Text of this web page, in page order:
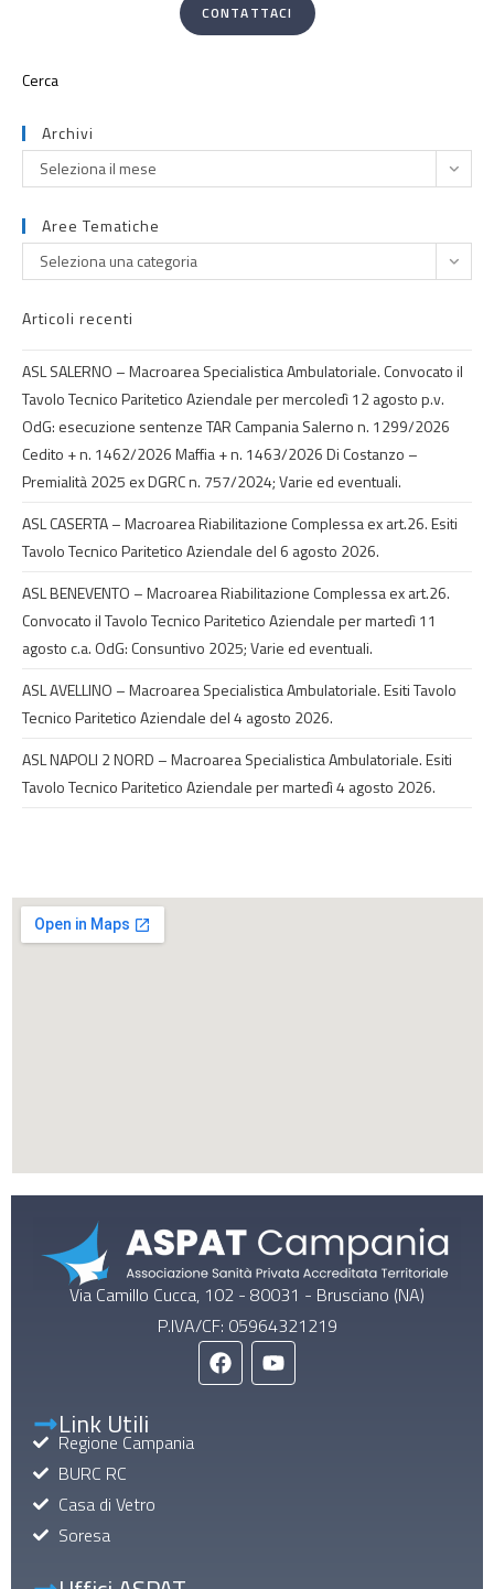
CONTATTACI
Archivi
Seleziona il mese
Aree Tematiche
Seleziona una categoria
Articoli recenti
ASL SALERNO – Macroarea Specialistica Ambulatoriale. Convocato il
Tavolo Tecnico Paritetico Aziendale per mercoledì 12 agosto p.v.
OdG: esecuzione sentenze TAR Campania Salerno n. 1299/2026
Cedito + n. 1462/2026 Maffia + n. 1463/2026 Di Costanzo –
Premialità 2025 ex DGRC n. 757/2024; Varie ed eventuali.
ASL CASERTA – Macroarea Riabilitazione Complessa ex art.26. Esiti
Tavolo Tecnico Paritetico Aziendale del 6 agosto 2026.
ASL BENEVENTO – Macroarea Riabilitazione Complessa ex art.26.
Convocato il Tavolo Tecnico Paritetico Aziendale per martedì 11
agosto c.a. OdG: Consuntivo 2025; Varie ed eventuali.
ASL AVELLINO – Macroarea Specialistica Ambulatoriale. Esiti Tavolo
Tecnico Paritetico Aziendale del 4 agosto 2026.
ASL NAPOLI 2 NORD – Macroarea Specialistica Ambulatoriale. Esiti
Tavolo Tecnico Paritetico Aziendale per martedì 4 agosto 2026.
Via Camillo Cucca, 102 - 80031 - Brusciano (NA)
P.IVA/CF: 05964321219
Link Utili
Regione Campania
BURC RC
Casa di Vetro
Soresa